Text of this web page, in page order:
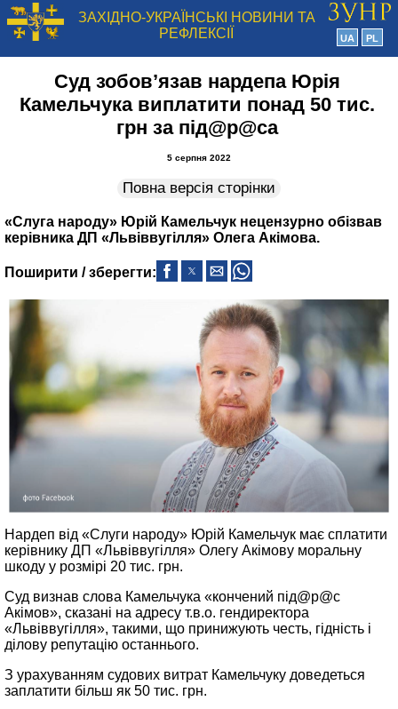
ЗАХІДНО-УКРАЇНСЬКІ НОВИНИ ТА
РЕФЛЕКСІЇ
UA PL
Суд зобов’язав нардепа Юрія
Камельчука виплатити понад 50 тис.
грн за під@р@са
5 серпня 2022
Повна версія сторінки
«Слуга народу» Юрій Камельчук нецензурно обізвав
керівника ДП «Львіввугілля» Олега Акімова.
Поширити / зберегти:
Нардеп від «Слуги народу» Юрій Камельчук має сплатити
керівнику ДП «Львіввугілля» Олегу Акімову моральну
шкоду у розмірі 20 тис. грн.
Суд визнав слова Камельчука «кончений під@р@с
Акімов», сказані на адресу т.в.о. гендиректора
«Львіввугілля», такими, що принижують честь, гідність і
ділову репутацію останнього.
З урахуванням судових витрат Камельчуку доведеться
заплатити більш як 50 тис. грн.